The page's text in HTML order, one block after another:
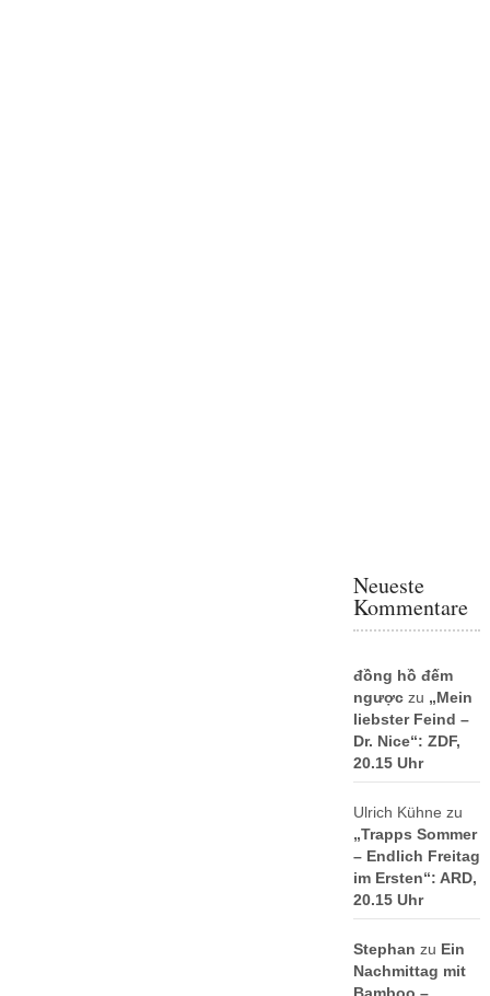
Neueste
Kommentare
đồng hồ đếm
ngượczu „Mein
liebster Feind –
Dr. Nice“: ZDF,
20.15 Uhr
Ulrich Kühne zu
„Trapps Sommer
– Endlich Freitag
im Ersten“: ARD,
20.15 Uhr
Stephan zu Ein
Nachmittag mit